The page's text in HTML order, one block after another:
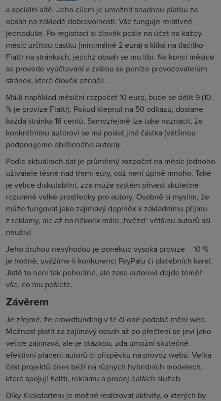
a sociální sítě. Jeho cílem je umožnit snadnou platbu za
obsah na základě dobrovolnosti. Vše funguje relativně
jednoduše. Po registraci si člověk pošle na účet na každý
měsíc určitou částku (minimálně 2 eura) a kliká na tlačítko
Flattr na stránkách, jejichž obsah se mu líbí. Na konci měsíce
se provede vyúčtování a zašlou se peníze provozovatelům
stránek, které člověk označil.
Má-li například měsíční rozpočet 10 euro, bude se dělit 9 (10
% je provize Flattr). Pokud klepnul na 50 odkazů, dostane
každá stránka 18 centů. Samozřejmě lze také naznačit, že
konkrétnímu autorovi se má poslat jiná částka (většinou
podporujeme oblíbeného autora).
Podle aktuálních dat je průměrný rozpočet na měsíc jednoho
uživatele těsně nad třemi eury, což není úplně mnoho. Také
je velice diskutabilní, zda může systém přivést skutečně
rozumně velké prostředky pro autory. Osobně si myslím, že
může fungovat jako zajímavý doplněk k základnímu příjmu
z reklamy, ale až na několik málo „hvězd“ většinu autorů asi
neuživí.
Jeho druhou nevýhodou je poněkud vysoká provize – 10 %
je hodně, uvážíme-li konkurenci PayPalu či platebních karet.
Jistě to není tak pohodlné, ale zase autorovi dojde téměř
vše, co mu pošlete.
Závěrem
Je zřejmé, že crowdfunding v té či oné podobě mění web.
Možnost platit za zajímavý obsah až po přečtení se jeví jako
velice zajímavá, ale je otázkou, zda umožní skutečně
efektivní placení autorů či příspěvků na provoz webů. Velká
část projektů dnes běží na různých hybridních modelech,
které spojují Falttr, reklamu a prodej dalších služeb.
Díky Kickstarteru je možné realizovat aktivity, o kterých by